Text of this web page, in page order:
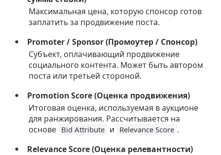
Максимальная цена, которую спонсор готов
заплатить за продвижение поста.
Promoter / Sponsor (Промоутер / Спонсор)
Субъект, оплачивающий продвижение
социального контента. Может быть автором
поста или третьей стороной.
Promotion Score (Оценка продвижения)
Итоговая оценка, используемая в аукционе
для ранжирования. Рассчитывается на
основе Bid Attribute и Relevance Score .
Relevance Score (Оценка релевантности)